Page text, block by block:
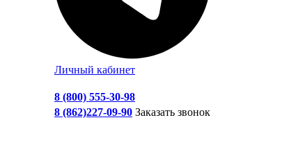
Личный кабинет
8 (800) 555-30-98
8 (862)227-09-90 Заказать звонок